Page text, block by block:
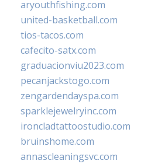
aryouthfishing.com
united-basketball.com
tios-tacos.com
cafecito-satx.com
graduacionviu2023.com
pecanjackstogo.com
zengardendayspa.com
sparklejewelryinc.com
ironcladtattoostudio.com
bruinshome.com
annascleaningsvc.com